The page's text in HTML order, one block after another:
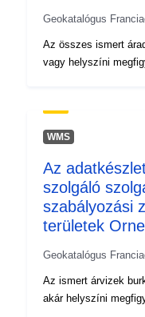
Típus:
Geokatalógus
Az összes ismert
vagy helyszíni
WMS
Az
szolgáló
szabályozási
területek
Geokatalógus
Az ismert árvizek
akár helyszíni